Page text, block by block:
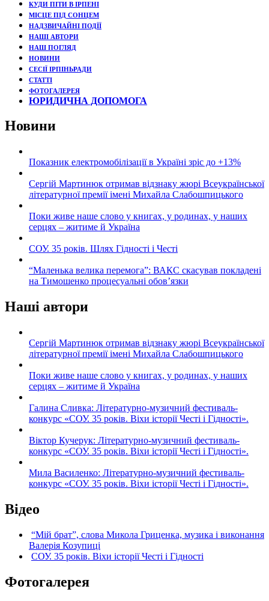
КУДИ ПІТИ В ІРПЕНІ
МІСЦЕ ПІД СОНЦЕМ
НАДЗВИЧАЙНІ ПОДЇЇ
НАШІ АВТОРИ
НАШ ПОГЛЯД
НОВИНИ
СЕСІЇ ІРПІНЬРАДИ
СТАТТІ
ФОТОГАЛЕРЕЯ
ЮРИДИЧНА ДОПОМОГА
Новини
Показник електромобілізації в Україні зріс до +13%
Сергій Мартинюк отримав відзнаку жюрі Всеукраїнської
літературної премії імені Михайла Слабошпицького
Поки живе наше слово у книгах, у родинах, у наших
серцях – житиме й Україна
СОУ. 35 років. Шлях Гідності і Честі
“Маленька велика перемога”: ВАКС скасував покладені
на Тимошенко процесуальні обов’язки
Наші автори
Сергій Мартинюк отримав відзнаку жюрі Всеукраїнської
літературної премії імені Михайла Слабошпицького
Поки живе наше слово у книгах, у родинах, у наших
серцях – житиме й Україна
Галина Сливка: Літературно-музичний фестиваль-
конкурс «СОУ. 35 років. Віхи історії Честі і Гідності».
Віктор Кучерук: Літературно-музичний фестиваль-
конкурс «СОУ. 35 років. Віхи історії Честі і Гідності».
Мила Василенко: Літературно-музичний фестиваль-
конкурс «СОУ. 35 років. Віхи історії Честі і Гідності».
Відео
“Мій брат”, слова Микола Гриценка, музика і виконання
Валерія Козупиці
СОУ. 35 років. Віхи історії Честі і Гідності
Фотогалерея